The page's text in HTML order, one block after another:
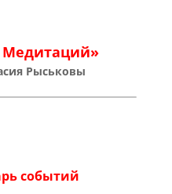
Медитаций»
Рыськовы
событий